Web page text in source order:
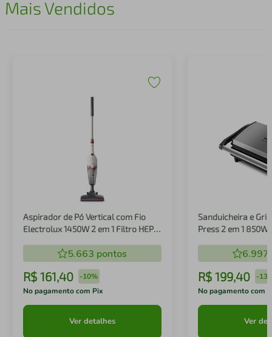
Mais Vendidos
Aspirador de Pó Vertical com Fio
Electrolux 1450W 2 em 1 Filtro HEPA
5.663 pontos
R$ 161,40 -10%
No pagamento com Pix
Ver detalhes
Sanduicheira e
Press 2 em 1 850W
6.997
R$ 199,40 -
No pagamento com
Ver